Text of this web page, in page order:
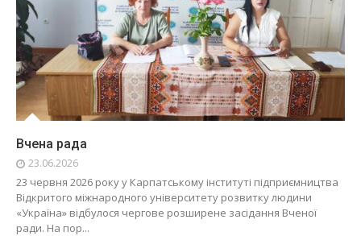
Вчена рада
23.06.2026
23 червня 2026 року у Карпатському інституті підприємництва
Відкритого міжнародного університету розвитку людини
«Україна» відбулося чергове розширене засідання Вченої
ради. На пор...